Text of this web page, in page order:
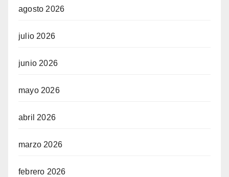
agosto 2026
julio 2026
junio 2026
mayo 2026
abril 2026
marzo 2026
febrero 2026